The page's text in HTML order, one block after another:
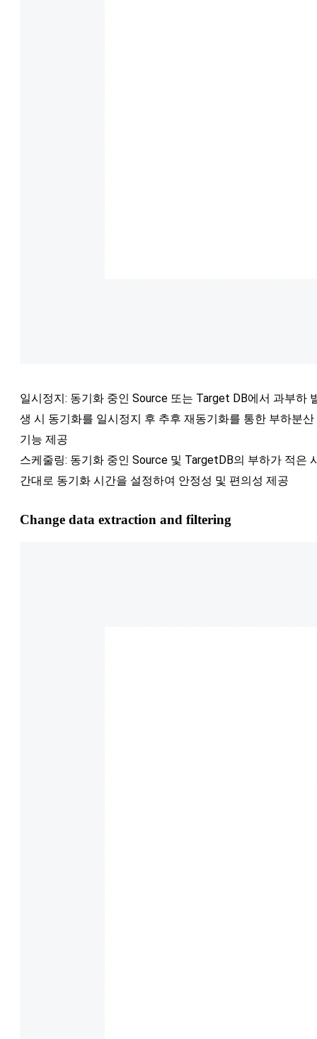
일시정지: 동기화 중인 Source 또는 Target DB에서 과부하
생 시 동기화를 일시정지 후 추후 재동기화를 통한 부하분산
기능 제공
스케줄링: 동기화 중인 Source 및 TargetDB의 부하가 적은
간대로 동기화 시간을 설정하여 안정성 및 편의성 제공
Change data extraction and filtering